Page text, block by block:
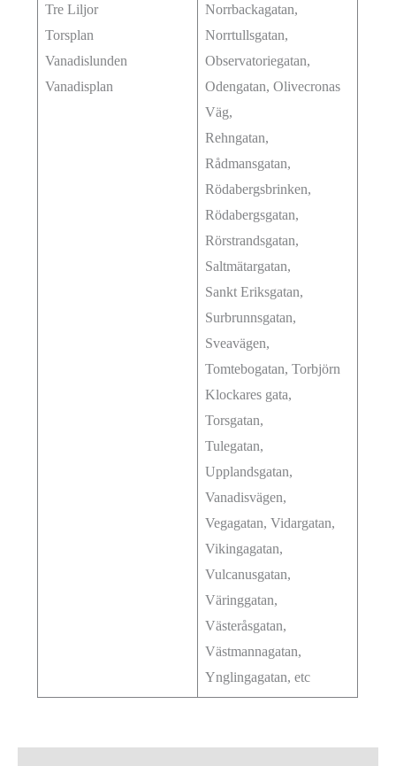
Tre Liljor
Torsplan
Vanadislunden
Vanadisplan
Norrbackagatan,
Norrtullsgatan,
Observatoriegatan,
Odengatan, Olivecronas
Väg,
Rehngatan,
Rådmansgatan,
Rödabergsbrinken,
Rödabergsgatan,
Rörstrandsgatan,
Saltmätargatan,
Sankt Eriksgatan,
Surbrunnsgatan,
Sveavägen,
Tomtebogatan, Torbjörn
Klockares gata,
Torsgatan,
Tulegatan,
Upplandsgatan,
Vanadisvägen,
Vegagatan, Vidargatan,
Vikingagatan,
Vulcanusgatan,
Väringgatan,
Västeråsgatan,
Västmannagatan,
Ynglingagatan, etc